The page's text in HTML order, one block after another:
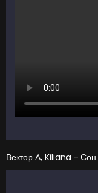
Вектор А, Kiliana - Сон